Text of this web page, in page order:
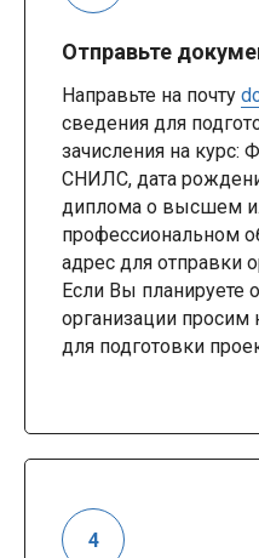
Отправьте
Направьте на почту
сведения для
зачисления на курс:
СНИЛС, дата
диплома о высшем
профессиональном
адрес для отправки
Если Вы планируете
организации просим
для подготовки